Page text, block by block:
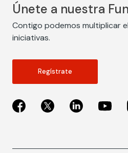
Únete a nuestra
Contigo podemos multiplicar
iniciativas.
Regístrate